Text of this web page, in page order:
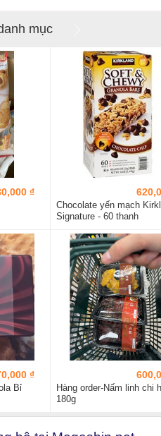
mục
₫
Chocolate yến mạch
Signature - 60 thanh
₫
Bỉ
Hàng order-Nấm linh chi
180g